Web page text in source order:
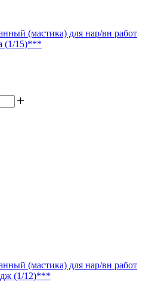
(мастика) для нар/вн работ
(1/15)***
(мастика) для нар/вн работ
(1/12)***